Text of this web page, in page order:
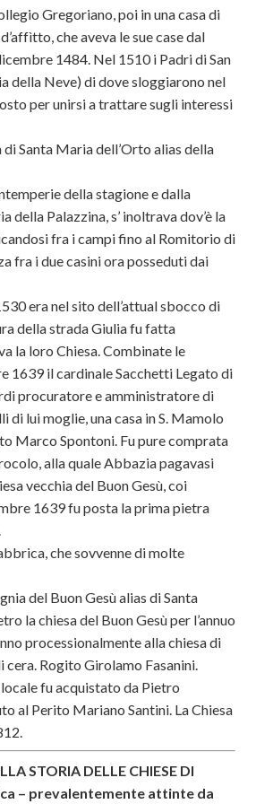
Gregoriano, poi in una casa di
che aveva le sue case dal
1484. Nel 1510 i Padri di San
della Neve) di dove sloggiarono nel
per unirsi a trattare sugli interessi
Santa Maria dell’Orto alias della
della stagione e dalla
della Palazzina, s’ inoltrava dov’è la
fra i campi fino al Romitorio di
fra i due casini ora posseduti dai
era nel sito dell’attual sbocco di
della strada Giulia fu fatta
la loro Chiesa. Combinate le
1639 il cardinale Sacchetti Legato di
procuratore e amministratore di
di lui moglie, una casa in S. Mamolo
Marco Spontoni. Fu pure comprata
alla quale Abbazia pagavasi
vecchia del Buon Gesù, coi
1639 fu posta la prima pietra
che sovvenne di molte
del Buon Gesù alias di Santa
la chiesa del Buon Gesù per l’annuo
processionalmente alla chiesa di
Rogito Girolamo Fasanini.
fu acquistato da Pietro
al Perito Mariano Santini. La Chiesa
STORIA DELLE CHIESE DI
– prevalentemente attinte da